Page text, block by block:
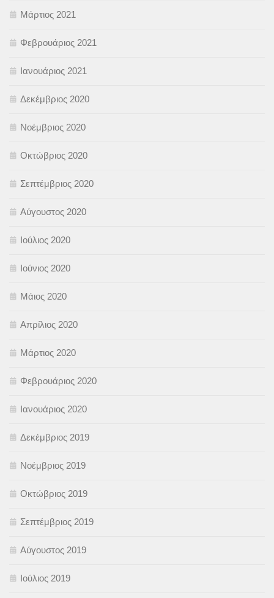
Μάρτιος 2021
Φεβρουάριος 2021
Ιανουάριος 2021
Δεκέμβριος 2020
Νοέμβριος 2020
Οκτώβριος 2020
Σεπτέμβριος 2020
Αύγουστος 2020
Ιούλιος 2020
Ιούνιος 2020
Μάιος 2020
Απρίλιος 2020
Μάρτιος 2020
Φεβρουάριος 2020
Ιανουάριος 2020
Δεκέμβριος 2019
Νοέμβριος 2019
Οκτώβριος 2019
Σεπτέμβριος 2019
Αύγουστος 2019
Ιούλιος 2019